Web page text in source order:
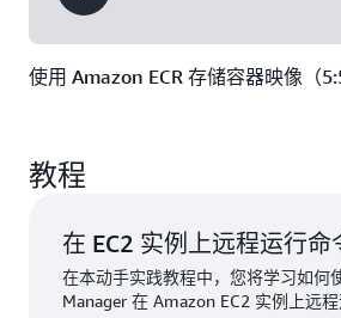
使用 Amazon ECR 存储容器映像（
教程
在 EC2 实例上远程运行命
在本动手实践教程中，您将学习如何
Manager 在 Amazon EC2 实例上远程